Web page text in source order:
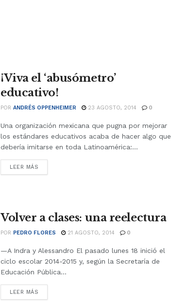
¡Viva el ‘abusómetro’
educativo!
POR ANDRÉS OPPENHEIMER 23 AGOSTO, 2014 0
Una organización mexicana que pugna por mejorar
los estándares educativos acaba de hacer algo que
debería imitarse en toda Latinoamérica:...
LEER MÁS
Volver a clases: una reelectura
POR PEDRO FLORES 21 AGOSTO, 2014 0
—A Indra y Alessandro El pasado lunes 18 inició el
ciclo escolar 2014-2015 y, según la Secretaría de
Educación Pública...
LEER MÁS